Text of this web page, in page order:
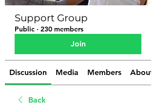
Support Group
Public · 230 members
Join
Discussion Media Members About
Back